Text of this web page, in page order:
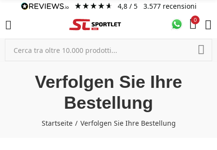
4,8/ 5 3.577 recensioni
0
Verfolgen Sie Ihre
Bestellung
Startseite Verfolgen Sie Ihre Bestellung